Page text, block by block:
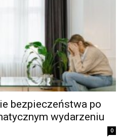
bezpieczeństwa po
wydarzeniu
0